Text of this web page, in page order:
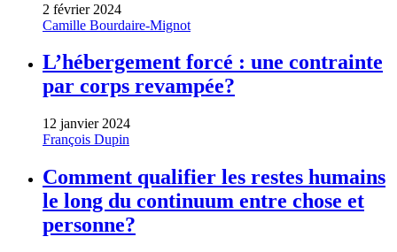
2 février 2024
Camille Bourdaire-Mignot
L’hébergement forcé : une contrainte
par corps revampée?
12 janvier 2024
François Dupin
Comment qualifier les restes humains
le long du continuum entre chose et
personne?